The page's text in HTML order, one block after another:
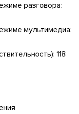
разговора:
мультимедиа:
118